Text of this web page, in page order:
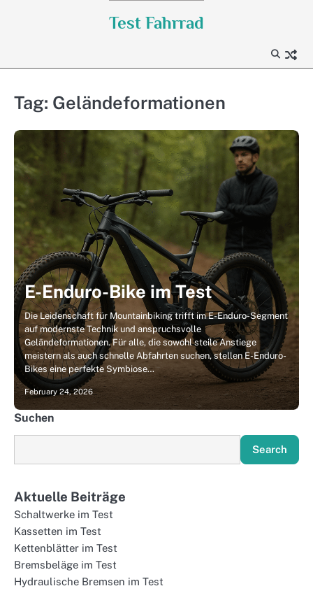
Test Fahrrad
Tag: Geländeformationen
E-Enduro-Bike im Test
Die Leidenschaft für Mountainbiking trifft im E-Enduro-Segment
auf modernste Technik und anspruchsvolle
Geländeformationen. Für alle, die sowohl steile Anstiege
meistern als auch schnelle Abfahrten suchen, stellen E-Enduro-
Bikes eine perfekte Symbiose…
February 24, 2026
Suchen
Search
Aktuelle Beiträge
Schaltwerke im Test
Kassetten im Test
Kettenblätter im Test
Bremsbeläge im Test
Hydraulische Bremsen im Test